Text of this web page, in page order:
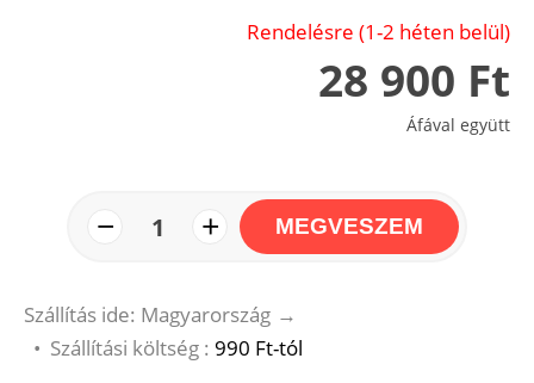
Rendelésre (1-2 héten belül)
28 900 Ft
Áfával együtt
− 1 + MEGVESZEM
Szállítás ide: Magyarország →
• Szállítási költség : 990 Ft-tól